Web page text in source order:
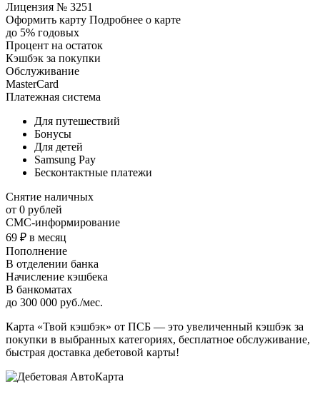
Лицензия № 3251
Оформить карту Подробнее о карте
до 5% годовых
Процент на остаток
Кэшбэк за покупки
Обслуживание
MasterCard
Платежная система
Для путешествий
Бонусы
Для детей
Samsung Pay
Бесконтактные платежи
Снятие наличных
от 0 рублей
СМС-информирование
69 ₽ в месяц
Пополнение
В отделении банка
Начисление кэшбека
В банкоматах
до 300 000 руб./мес.
Карта «Твой кэшбэк» от ПСБ — это увеличенный кэшбэк за
покупки в выбранных категориях, бесплатное обслуживание,
быстрая доставка дебетовой карты!